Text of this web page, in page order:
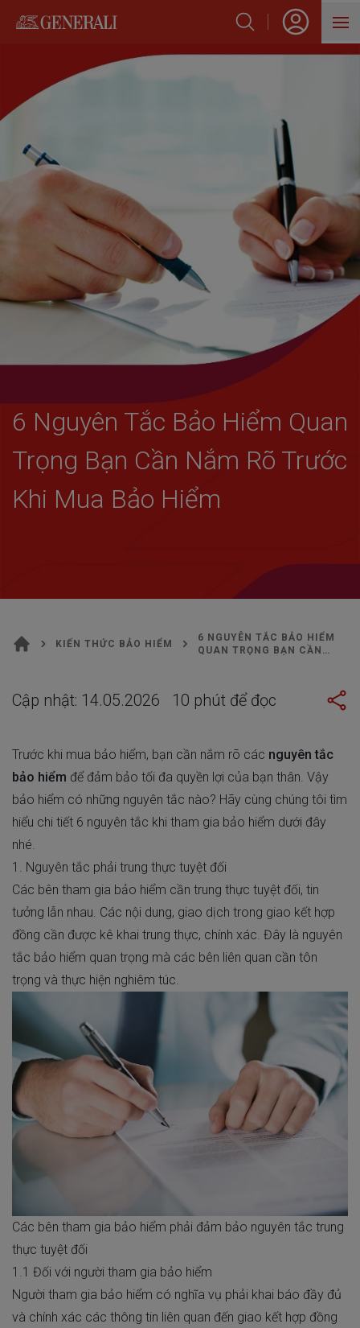
HỖ TRỢ KHÁCH HÀNG
KIẾN THỨC BẢO HIỂM
6 Nguyên Tắc Bảo Hiểm Quan
Trọng Bạn Cần Nắm Rõ Trước
Khi Mua Bảo Hiểm
KIẾN THỨC BẢO HIỂM
6 NGUYÊN TẮC BẢO HIỂM
QUAN TRỌNG BẠN CẦN
Cập nhật: 14.05.2026 10 phút để đọc
Trước khi mua bảo hiểm, bạn cần nắm rõ các nguyên tắc
bảo hiểm để đảm bảo tối đa quyền lợi của bạn thân. Vậy
bảo hiểm có những nguyên tắc nào? Hãy cùng chúng tôi tìm
hiểu chi tiết 6 nguyên tắc khi tham gia bảo hiểm dưới đây
nhé.
1. Nguyên tắc phải trung thực tuyệt đối
Các bên tham gia bảo hiểm cần trung thực tuyệt đối, tin
tưởng lẫn nhau. Các nội dung, giao dịch trong giao kết hợp
đồng cần được kê khai trung thực, chính xác. Đây là nguyên
tắc bảo hiểm quan trọng mà các bên liên quan cần tôn
trọng và thực hiện nghiêm túc.
Các bên tham gia bảo hiểm phải đảm bảo nguyên tắc trung
thực tuyệt đối
1.1 Đối với người tham gia bảo hiểm
Người tham gia bảo hiểm có nghĩa vụ phải khai báo đầy đủ
và chính xác các thông tin liên quan đến giao kết hợp đồng